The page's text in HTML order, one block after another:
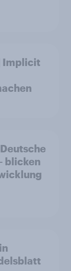
Implicit
blicken